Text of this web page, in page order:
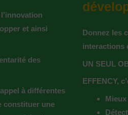
et ainsi
des
à différentes
constituer une
Donnez les
interactions
UN SEUL
EFFENCY,